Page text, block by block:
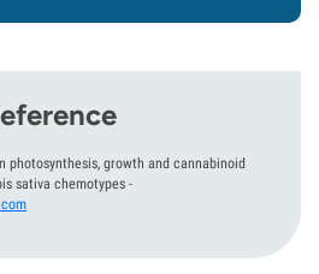
photosynthesis, growth and cannabinoid
sativa chemotypes -